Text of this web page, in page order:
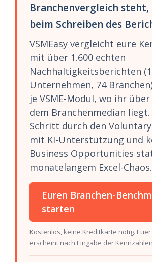
Branchenvergleich steht,
beim Schreiben des
VSMEasy vergleicht eure
mit über 1.600 echten
Nachhaltigkeitsberichten
Unternehmen, 74
je VSME-Modul, wo ihr
dem Branchenmedian
Schritt durch den
mit KI-Unterstützung und
Business Opportunities
monatelangem Excel-Chaos.
Euren Branchen-
starten
Kostenlos, keine Kreditkarte nötig.
erscheint nach Eingabe der